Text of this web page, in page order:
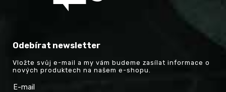
Odebírat newsletter
Vložte svůj e-mail a my vám budeme zasílat informace o
nových produktech na našem e-shopu.
E-mail